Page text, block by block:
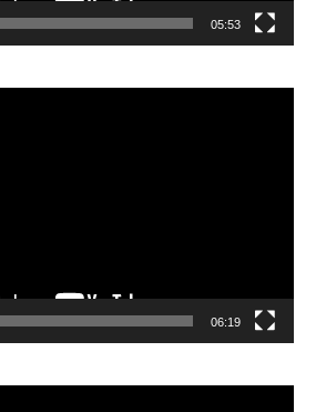
05:53
06:19